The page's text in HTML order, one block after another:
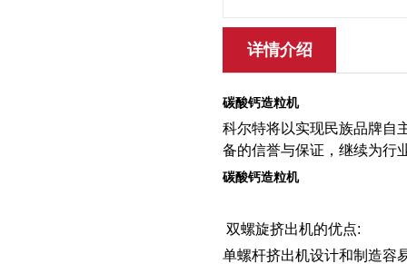
详情介绍
碳酸钙造粒机​​​​​​​
科尔特将以实现民族品牌自
备的信誉与保证，继续为行
碳酸钙造粒机​​​​​​​
双螺旋挤出机的优点:
单螺杆挤出机设计和制造容